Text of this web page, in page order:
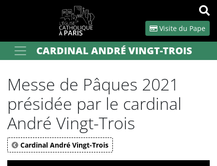
Visite du Pape
Votre recherche OK
CARDINAL ANDRÉ VINGT-TROIS
Messe de Pâques 2021
présidée par le cardinal
André Vingt-Trois
Cardinal André Vingt-Trois
Panneau de gestion des cookies